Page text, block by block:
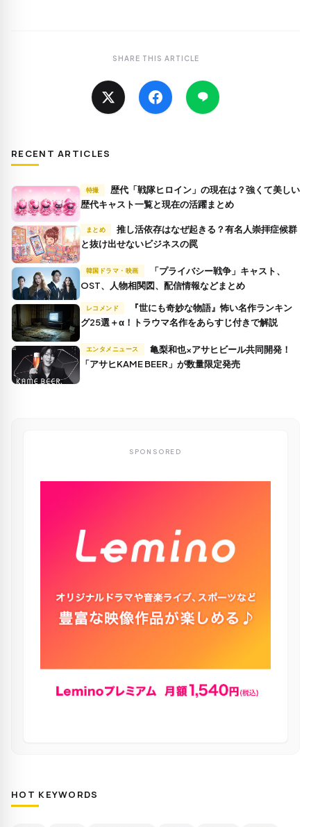
SHARE THIS ARTICLE
RECENT ARTICLES
特撮
歴代キャスト一覧と現在の活躍まとめ
まとめ
推し活依存はなぜ起きる？有名人崇拝症候群
と抜け出せないビジネスの罠
韓国ドラマ・映画
OST、人物相関図、配信情報などまとめ
レコメンド
グ25選＋α！トラウマ名作をあらすじ付きで解説
エンタメニュース
「アサヒKAME BEER」が数量限定発売
SPONSORED
HOT KEYWORDS